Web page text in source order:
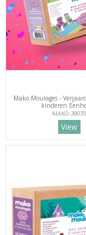
Mako Moulages -
kinderen
MAKO-39070
View